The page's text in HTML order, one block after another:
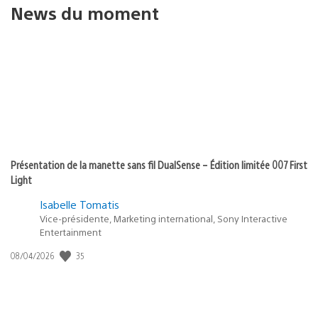
News du moment
Présentation de la manette sans fil DualSense – Édition limitée 007 First
Light
Isabelle Tomatis
Vice-présidente, Marketing international, Sony Interactive
Entertainment
Date
08/04/2026 35